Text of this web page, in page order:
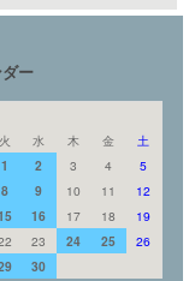
ー
火 水 木 金
土
1
2 3 4
5
8 9 10 11
12
16 17 18
19
23 24 25
26
30